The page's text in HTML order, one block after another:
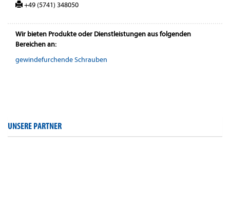
+49 (5741) 348050
Wir bieten Produkte oder Dienstleistungen aus folgenden
Bereichen an:
gewindefurchende Schrauben
UNSERE PARTNER